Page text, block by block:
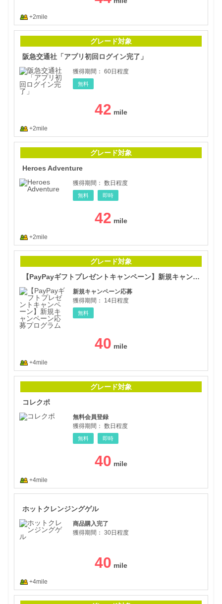
+2mile
グレード対象
阪急交通社「アプリ初回ログイン完了」
獲得期間： 60日程度
無料
42
+2mile
グレード対象
Heroes Adventure
獲得期間： 数日程度
無料 即時
42
+2mile
グレード対象
【PayPayギフトプレゼントキャンペーン】新規キャンペーン応募プログラム
新規キャンペーン応募
獲得期間：
14日程度
無料
40
+4mile
グレード対象
コレクポ
無料会員登録
獲得期間： 数日程度
無料 即時
40
+4mile
ホットクレンジングゲル
商品購入完了
獲得期間： 30日程度
40
+4mile